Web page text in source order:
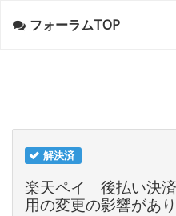
フォーラムTOP
解決済
楽天ペイ 後払い決
用の変更の影響があ